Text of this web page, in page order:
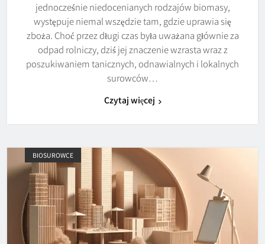
jednocześnie niedocenianych rodzajów biomasy,
występuje niemal wszędzie tam, gdzie uprawia się
zboża. Choć przez długi czas była uważana głównie za
odpad rolniczy, dziś jej znaczenie wzrasta wraz z
poszukiwaniem tanicznych, odnawialnych i lokalnych
surowców…
Czytaj więcej
BIOSUROWCE